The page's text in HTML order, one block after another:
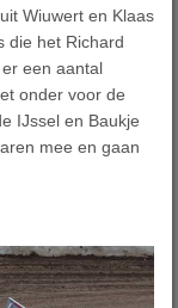
Wiuwert en Klaas
die het Richard
een aantal
onder voor de
IJssel en Baukje
mee en gaan